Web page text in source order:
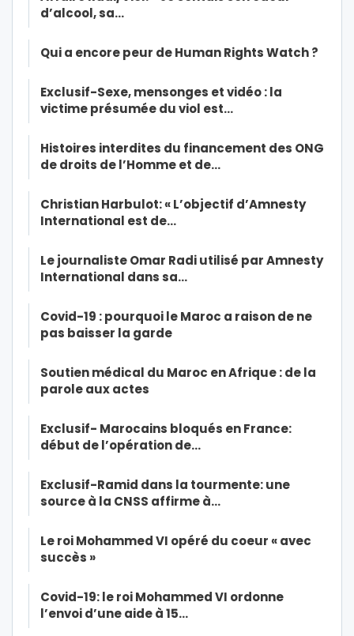
d’alcool, sa…
Qui a encore peur de Human Rights Watch ?
Exclusif-Sexe, mensonges et vidéo : la
victime présumée du viol est…
Histoires interdites du financement des ONG
de droits de l’Homme et de…
Christian Harbulot: « L’objectif d’Amnesty
International est de…
Le journaliste Omar Radi utilisé par Amnesty
International dans sa…
Covid-19 : pourquoi le Maroc a raison de ne
pas baisser la garde
Soutien médical du Maroc en Afrique : de la
parole aux actes
Exclusif- Marocains bloqués en France:
début de l’opération de…
Exclusif-Ramid dans la tourmente: une
source à la CNSS affirme à…
Le roi Mohammed VI opéré du coeur « avec
succès »
Covid-19: le roi Mohammed VI ordonne
l’envoi d’une aide à 15…